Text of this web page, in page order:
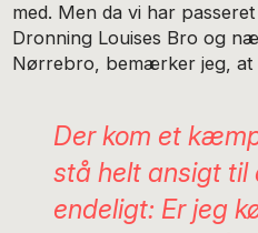
med. Men da vi har
Dronning Louises Bro og
Nørrebro, bemærker jeg, at
Der kom et
stå helt ansigt til
endeligt: Er jeg